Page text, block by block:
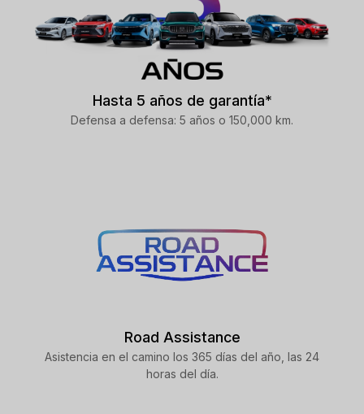
Hasta 5 años de garantía*
Defensa a defensa: 5 años o 150,000 km.
Road Assistance
Asistencia en el camino los 365 días del año, las 24
horas del día.